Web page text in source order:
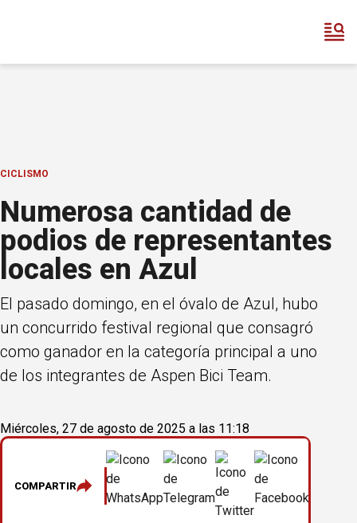
CICLISMO
Numerosa cantidad de
podios de representantes
locales en Azul
El pasado domingo, en el óvalo de Azul, hubo
un concurrido festival regional que consagró
como ganador en la categoría principal a uno
de los integrantes de Aspen Bici Team.
Miércoles, 27 de agosto de 2025 a las 11:18
COMPARTIR